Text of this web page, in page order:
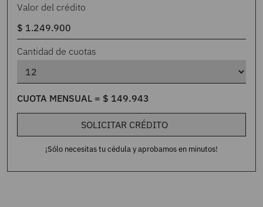
Valor del crédito
Cantidad de cuotas
CUOTA MENSUAL = $ 149.943
SOLICITAR CRÉDITO
¡Sólo necesitas tu cédula y aprobamos en minutos!